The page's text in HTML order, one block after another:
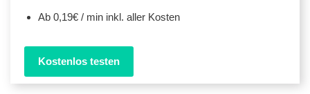
Ab 0,19€ / min inkl. aller Kosten
Kostenlos testen